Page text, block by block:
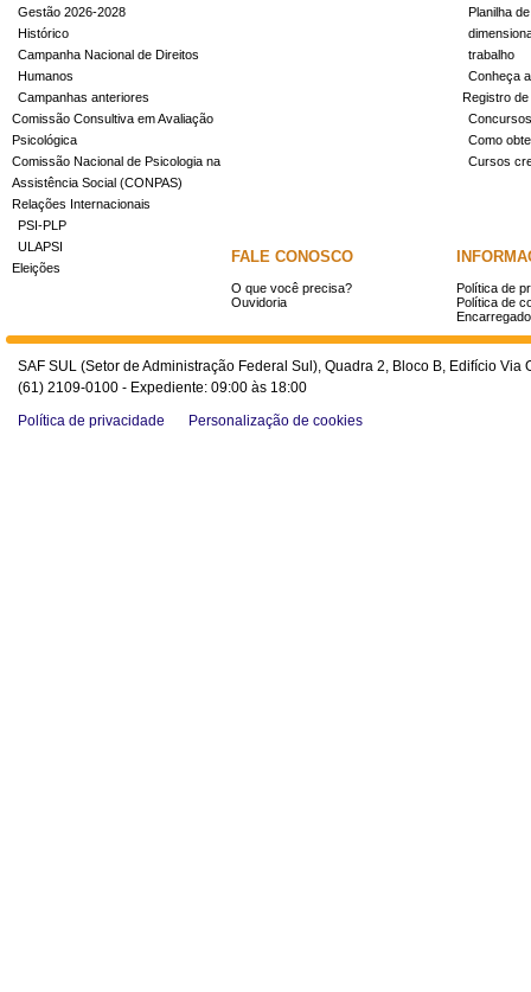
Gestão 2026-2028
Histórico
Campanha Nacional de Direitos
Humanos
Campanhas anteriores
Comissão Consultiva em Avaliação
Psicológica
Comissão Nacional de Psicologia na
Assistência Social (CONPAS)
Relações Internacionais
PSI-PLP
ULAPSI
Eleições
Planilha
trabalho
Conheça
Registro
Concursos
Como
Cursos
FALE CONOSCO
O que você precisa?
Ouvidoria
Política de
Política de
SAF SUL (Setor de Administração Federal Sul), Quadra 2, Bloco B, Edifício
(61) 2109-0100 - Expediente: 09:00 às 18:00
Política de privacidade
Personalização de cookies